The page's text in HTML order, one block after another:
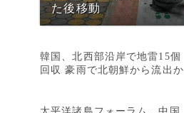
た後移動
韓国、北西部沿岸で地雷15個
回収 豪雨で北朝鮮から流出か
太平洋諸島フォーラム、中国